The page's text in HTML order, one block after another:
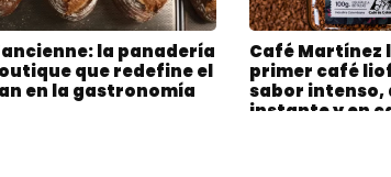
la panadería
que redefine el
en la gastronomía
Café Martínez
primer café
sabor intenso,
instante y en